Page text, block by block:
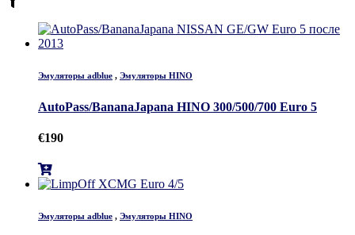
Эмуляторы adblue , Эмуляторы HINO
AutoPass/BananaJapana HINO 300/500/700 Euro 5
€190
Эмуляторы adblue , Эмуляторы HINO